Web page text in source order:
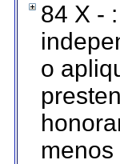
84 X -
o